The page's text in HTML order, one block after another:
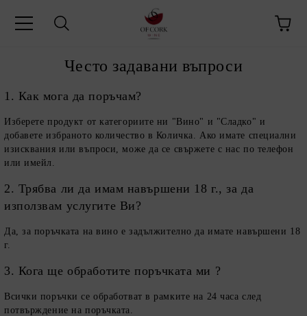
Често задавани въпроси
1. Как мога да поръчам?
Изберете продукт от категориите ни "Вино" и "Сладко" и
добавете избраното количество в Количка. Ако имате специални
изисквания или въпроси, може да се свържете с нас по телефон
или имейл.
2. Трябва ли да имам навършени 18 г., за да
използвам услугите Ви?
Да, за поръчката на вино е задължително да имате навършени 18
г.
3. Кога ще обработите поръчката ми ?
Всички поръчки се обработват в рамките на 24 часа след
потвърждение на поръчката.